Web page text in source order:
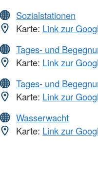
Sozialstationen
Karte: Link zur
Tages- und
Karte: Link zur
Tages- und
Karte: Link zur
Wasserwacht
Karte: Link zur